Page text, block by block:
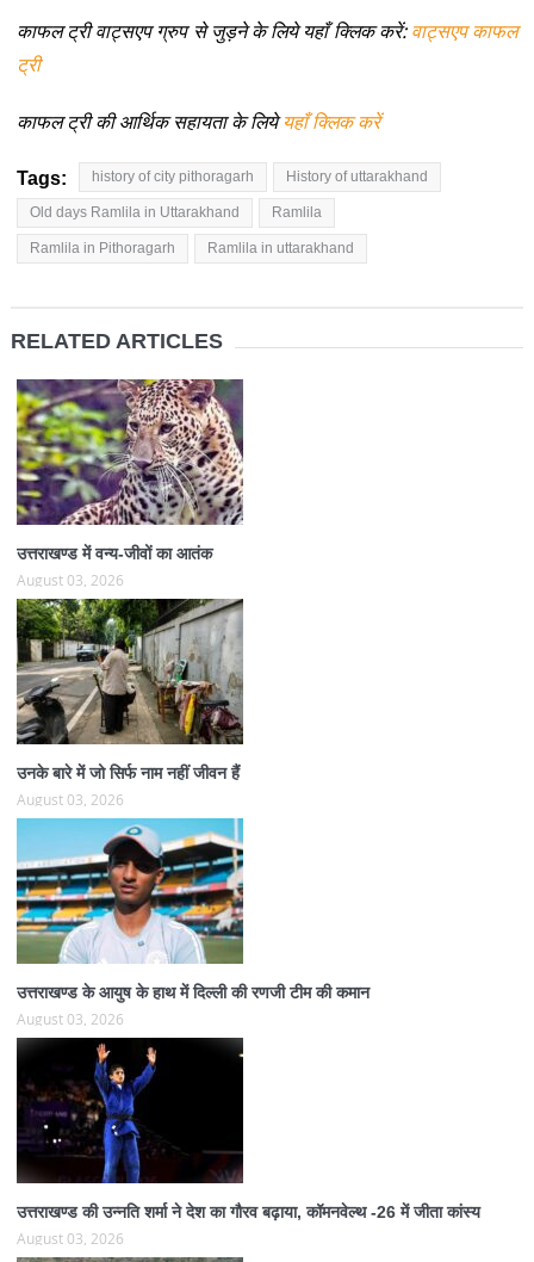
काफल ट्री वाट्सएप ग्रुप से जुड़ने के लिये यहाँ क्लिक करें:वाट्सएप काफल
ट्री
काफल ट्री की आर्थिक सहायता के लियेयहाँ क्लिक करें
Tags: history of city pithoragarh History of uttarakhand
Old days Ramlila in Uttarakhand Ramlila
Ramlila in Pithoragarh Ramlila in uttarakhand
RELATED ARTICLES
उत्तराखण्ड में वन्य-जीवों का आतंक
August 03, 2026
उनके बारे में जो सिर्फ नाम नहीं जीवन हैं
August 03, 2026
उत्तराखण्ड के आयुष के हाथ में दिल्ली की रणजी टीम की कमान
August 03, 2026
उत्तराखण्ड की उन्नति शर्मा ने देश का गौरव बढ़ाया, कॉमनवेल्थ -26 में जीता कांस्य
August 03, 2026